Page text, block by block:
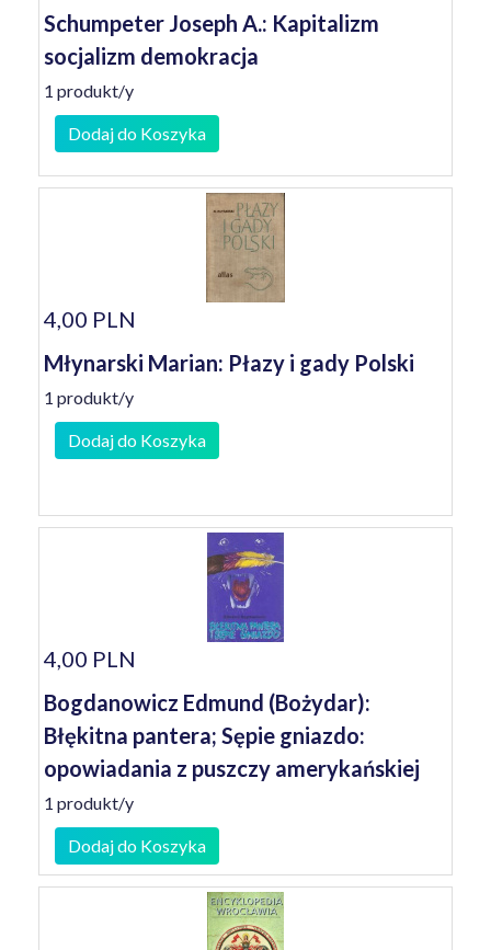
Schumpeter Joseph A.: Kapitalizm
socjalizm demokracja
1 produkt/y
Dodaj do Koszyka
4,00 PLN
Młynarski Marian: Płazy i gady Polski
1 produkt/y
Dodaj do Koszyka
4,00 PLN
Bogdanowicz Edmund (Bożydar):
Błękitna pantera; Sępie gniazdo:
opowiadania z puszczy amerykańskiej
1 produkt/y
Dodaj do Koszyka